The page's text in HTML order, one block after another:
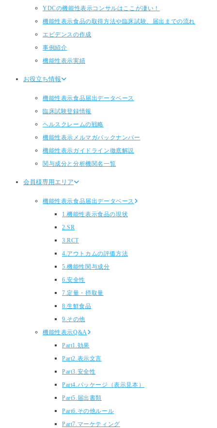
YDCの機能性表示コンサルはここが凄い！
機能性表示食品の取得方法や臨床試験、届出までの流れ
エビデンスの作成
事例紹介
機能性表示実績
お役立ち情報
機能性表示食品届出データベース
臨床試験登録情報
ヘルスクレームの戦略
機能性表示メルマガバックナンバー
機能性表示ガイドライン徹底解説
関与成分と分析機関名一覧
会員様専用エリア
機能性表示食品届出データベース
1.機能性表示食品の現状
2.SR
3.RCT
4.アウトカムの評価方法
5.機能性関与成分
6.安全性
7.定量・摂取量
8.生鮮食品
9.その他
機能性表示Q&A
Part1.効果
Part2.表示文言
Part3.安全性
Part4.パッケージ（表示見本）
Part5.届出書類
Part6.その他ルール
Part7.マーケティング